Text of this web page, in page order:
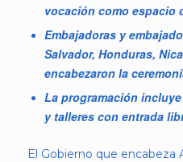
vocación como espacio
Embajadoras y
Salvador, Honduras,
encabezaron la
La programación
y talleres con entrada
El Gobierno que encabeza